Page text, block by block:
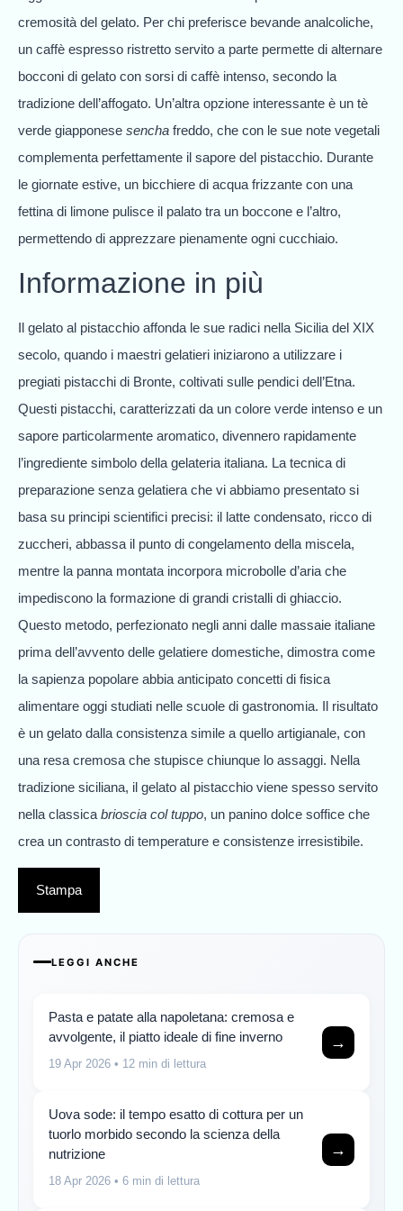
cremosità del gelato. Per chi preferisce bevande analcoliche,
un caffè espresso ristretto servito a parte permette di alternare
bocconi di gelato con sorsi di caffè intenso, secondo la
tradizione dell’affogato. Un’altra opzione interessante è un tè
verde giapponese sencha freddo, che con le sue note vegetali
complementa perfettamente il sapore del pistacchio. Durante
le giornate estive, un bicchiere di acqua frizzante con una
fettina di limone pulisce il palato tra un boccone e l’altro,
permettendo di apprezzare pienamente ogni cucchiaio.
Informazione in più
Il gelato al pistacchio affonda le sue radici nella Sicilia del XIX
secolo, quando i maestri gelatieri iniziarono a utilizzare i
pregiati pistacchi di Bronte, coltivati sulle pendici dell’Etna.
Questi pistacchi, caratterizzati da un colore verde intenso e un
sapore particolarmente aromatico, divennero rapidamente
l’ingrediente simbolo della gelateria italiana. La tecnica di
preparazione senza gelatiera che vi abbiamo presentato si
basa su principi scientifici precisi: il latte condensato, ricco di
zuccheri, abbassa il punto di congelamento della miscela,
mentre la panna montata incorpora microbolle d’aria che
impediscono la formazione di grandi cristalli di ghiaccio.
Questo metodo, perfezionato negli anni dalle massaie italiane
prima dell’avvento delle gelatiere domestiche, dimostra come
la sapienza popolare abbia anticipato concetti di fisica
alimentare oggi studiati nelle scuole di gastronomia. Il risultato
è un gelato dalla consistenza simile a quello artigianale, con
una resa cremosa che stupisce chiunque lo assaggi. Nella
tradizione siciliana, il gelato al pistacchio viene spesso servito
nella classica brioscia col tuppo, un panino dolce soffice che
crea un contrasto di temperature e consistenze irresistibile.
Stampa
LEGGI ANCHE
Pasta e patate alla napoletana: cremosa e
avvolgente, il piatto ideale di fine inverno
19 Apr 2026 • 12 min di lettura
→
Uova sode: il tempo esatto di cottura per un
tuorlo morbido secondo la scienza della
nutrizione
18 Apr 2026 • 6 min di lettura
→